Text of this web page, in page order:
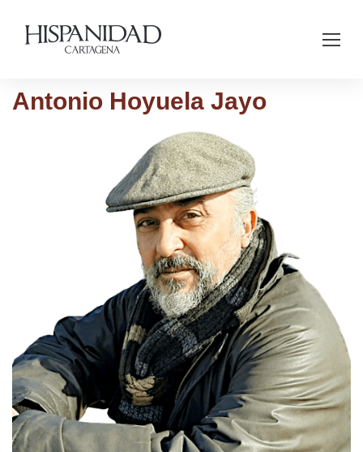
Antonio Hoyuela Jayo